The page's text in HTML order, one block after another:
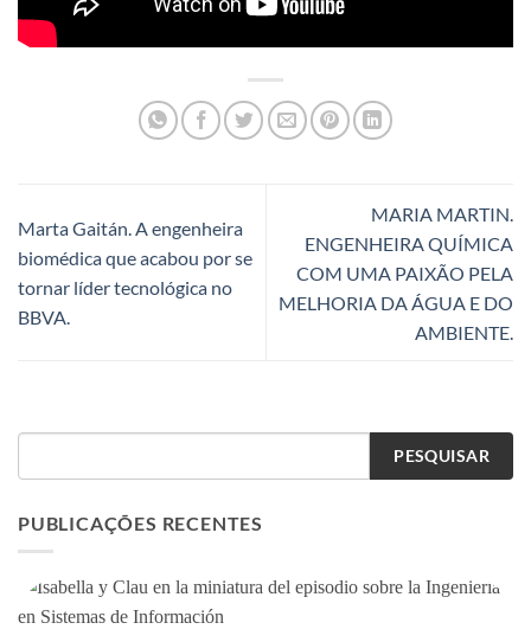
Marta Gaitán. A engenheira
biomédica que acabou por se
tornar líder tecnológica no
BBVA.
MARIA MARTIN.
ENGENHEIRA QUÍMICA
COM UMA PAIXÃO PELA
MELHORIA DA ÁGUA E DO
AMBIENTE.
PESQUISAR
PUBLICAÇÕES RECENTES